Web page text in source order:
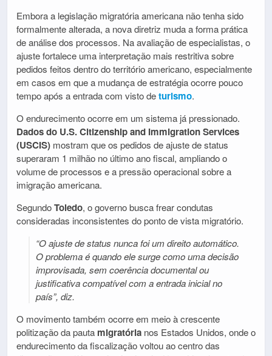
Embora a legislação migratória americana não tenha sido
formalmente alterada, a nova diretriz muda a forma prática
de análise dos processos. Na avaliação de especialistas, o
ajuste fortalece uma interpretação mais restritiva sobre
pedidos feitos dentro do território americano, especialmente
em casos em que a mudança de estratégia ocorre pouco
tempo após a entrada com visto deturismo.
O endurecimento ocorre em um sistema já pressionado.
Dados do U.S. Citizenship and Immigration Services
(USCIS) mostram que os pedidos de ajuste de status
superaram 1 milhão no último ano fiscal, ampliando o
volume de processos e a pressão operacional sobre a
imigração americana.
SegundoToledo, o governo busca frear condutas
consideradas inconsistentes do ponto de vista migratório.
“O ajuste de status nunca foi um direito automático.
O problema é quando ele surge como uma decisão
improvisada, sem coerência documental ou
justificativa compatível com a entrada inicial no
país”, diz.
O movimento também ocorre em meio à crescente
politização da pauta migratória nos Estados Unidos, onde o
endurecimento da fiscalização voltou ao centro das